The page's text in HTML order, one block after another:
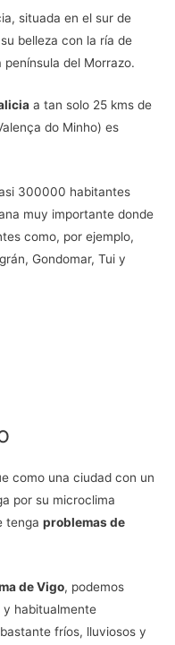
situada en el sur de
belleza con la ría de
del Morrazo.
a tan solo 25 kms de
do Minho) es
300000 habitantes
muy importante donde
como, por ejemplo,
Gondomar, Tui y
como una ciudad con un
por su microclima
tengaproblemas de
de Vigo, podemos
y habitualmente
fríos, lluviosos y